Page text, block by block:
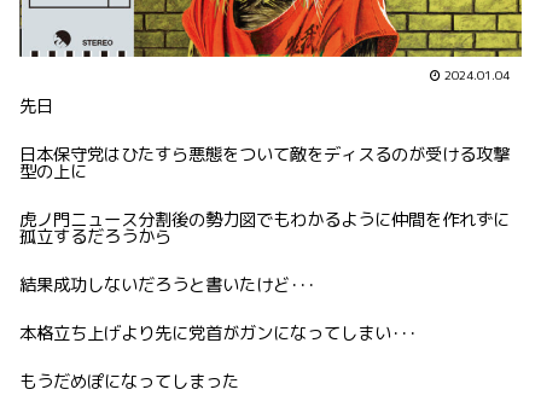
2024.01.04
先日
日本保守党はひたすら悪態をついて敵をディスるのが受ける攻撃
型の上に
虎ノ門ニュース分割後の勢力図でもわかるように仲間を作れずに
孤立するだろうから
結果成功しないだろうと書いたけど･･･
本格立ち上げより先に党首がガンになってしまい･･･
もうだめぽになってしまった